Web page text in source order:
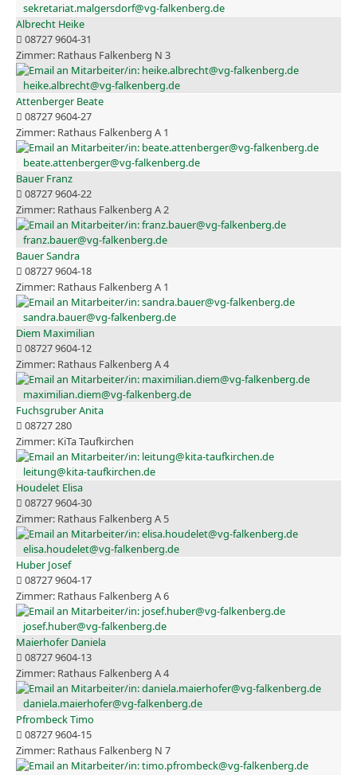
sekretariat.malgersdorf@vg-falkenberg.de
Albrecht Heike
08727 9604-31
Rathaus Falkenberg N 3
heike.albrecht@vg-falkenberg.de
Attenberger Beate
08727 9604-27
Rathaus Falkenberg A 1
beate.attenberger@vg-falkenberg.de
Bauer Franz
08727 9604-22
Rathaus Falkenberg A 2
franz.bauer@vg-falkenberg.de
Bauer Sandra
08727 9604-18
Rathaus Falkenberg A 1
sandra.bauer@vg-falkenberg.de
Diem Maximilian
08727 9604-12
Rathaus Falkenberg A 4
maximilian.diem@vg-falkenberg.de
Fuchsgruber Anita
08727 280
KiTa Taufkirchen
leitung@kita-taufkirchen.de
Houdelet Elisa
08727 9604-30
Rathaus Falkenberg A 5
elisa.houdelet@vg-falkenberg.de
Huber Josef
08727 9604-17
Rathaus Falkenberg A 6
josef.huber@vg-falkenberg.de
Maierhofer Daniela
08727 9604-13
Rathaus Falkenberg A 4
daniela.maierhofer@vg-falkenberg.de
Pfrombeck Timo
08727 9604-15
Rathaus Falkenberg N 7